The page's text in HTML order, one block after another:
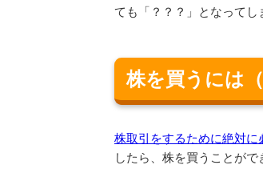
ても「？？？」となってし
株を買うには
株取引をするために絶対に
したら、株を買うことがで